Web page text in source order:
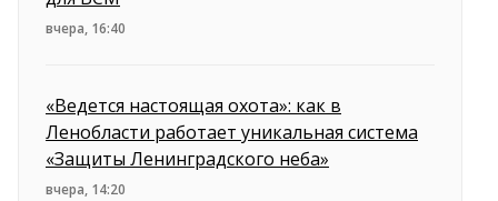
вчера, 16:40
«Ведется настоящая охота»: как в
Ленобласти работает уникальная система
«Защиты Ленинградского неба»
вчера, 14:20